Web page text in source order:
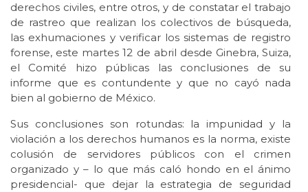
derechos civiles, entre otros, y de constatar el trabajo
de rastreo que realizan los colectivos de búsqueda,
las exhumaciones y verificar los sistemas de registro
forense, este martes 12 de abril desde Ginebra, Suiza,
el Comité hizo públicas las conclusiones de su
informe que es contundente y que no cayó nada
bien al gobierno de México.
Sus conclusiones son rotundas: la impunidad y la
violación a los derechos humanos es la norma, existe
colusión de servidores públicos con el crimen
organizado y – lo que más caló hondo en el ánimo
presidencial- que dejar la estrategia de seguridad